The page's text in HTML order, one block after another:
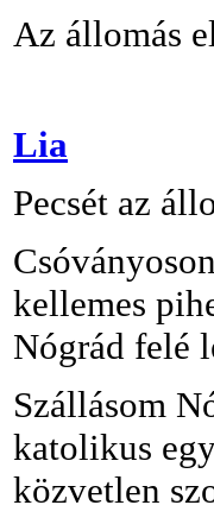
Az állomás
Lia
Pecsét az
kellemes
Nógrád felé
Szállásom
katolikus
közvetlen